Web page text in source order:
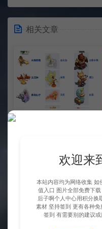
相关文章
欢迎来
本站内容均为网络收集 如
值入口 图片全部免费下
后子啊个人中心用积分换
素材 坚持签到 更有各种
签到 有需要别的建议